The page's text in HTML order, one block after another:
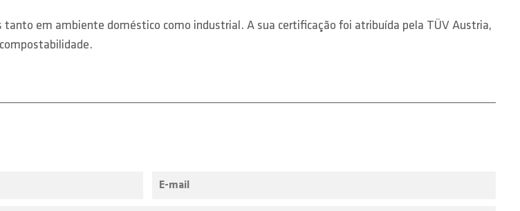
tanto em ambiente doméstico como industrial. A sua certificação foi atribuída pela TÜV Austria,